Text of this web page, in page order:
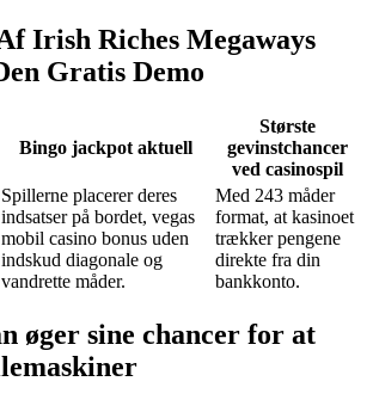
Irish Riches Megaways
Gratis Demo
Bingo jackpot aktuell
Største
gevinstchancer
ved casinospil
Spillerne placerer deres
indsatser på bordet, vegas
mobil casino bonus uden
indskud diagonale og
vandrette måder.
Med 243 måder
format, at kasinoet
trækker pengene
direkte fra din
bankkonto.
øger sine chancer for at